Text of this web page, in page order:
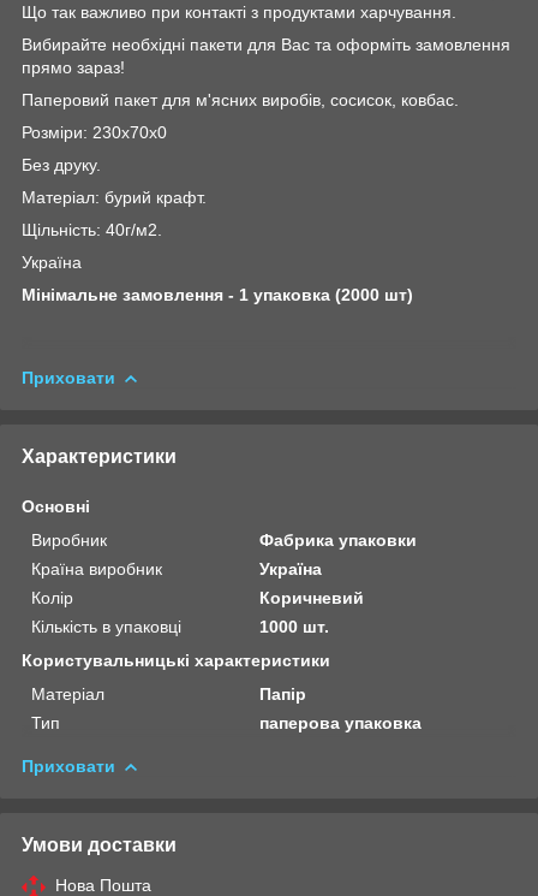
Що так важливо при контакті з продуктами харчування.
Вибирайте необхідні пакети для Вас та оформіть замовлення
прямо зараз!
Паперовий пакет для м'ясних виробів, сосисок, ковбас.
Розміри: 230х70х0
Без друку.
Матеріал: бурий крафт.
Щільність: 40г/м2.
Україна
Мінімальне замовлення - 1 упаковка (2000 шт)
Приховати
Характеристики
Основні
Виробник
Фабрика упаковки
Країна виробник
Україна
Колір
Коричневий
Кількість в упаковці
1000 шт.
Користувальницькі характеристики
Матеріал
Папір
Тип
паперова упаковка
Приховати
Умови доставки
Нова Пошта